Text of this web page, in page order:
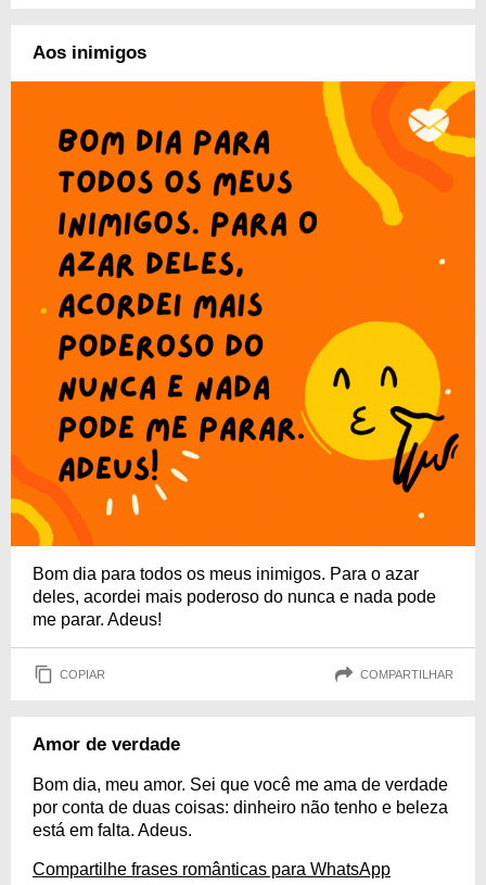
Aos inimigos
Bom dia para todos os meus inimigos. Para o azar
deles, acordei mais poderoso do nunca e nada pode
me parar. Adeus!
COPIAR COMPARTILHAR
Amor de verdade
Bom dia, meu amor. Sei que você me ama de verdade
por conta de duas coisas: dinheiro não tenho e beleza
está em falta. Adeus.
Compartilhe frases românticas para WhatsApp